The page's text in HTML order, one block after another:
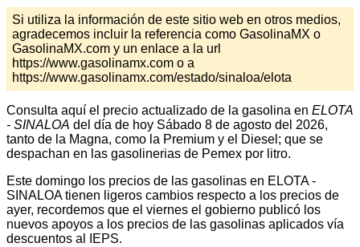
Si utiliza la información de este sitio web en otros medios,
agradecemos incluir la referencia como GasolinaMX o
GasolinaMX.com y un enlace a la url
https://www.gasolinamx.com o a
https://www.gasolinamx.com/estado/sinaloa/elota
Consulta aquí el precio actualizado de la gasolina en ELOTA
- SINALOA del día de hoy Sábado 8 de agosto del 2026,
tanto de la Magna, como la Premium y el Diesel; que se
despachan en las gasolinerias de Pemex por litro.
Este domingo los precios de las gasolinas en ELOTA -
SINALOA tienen ligeros cambios respecto a los precios de
ayer, recordemos que el viernes el gobierno publicó los
nuevos apoyos a los precios de las gasolinas aplicados vía
descuentos al IEPS.